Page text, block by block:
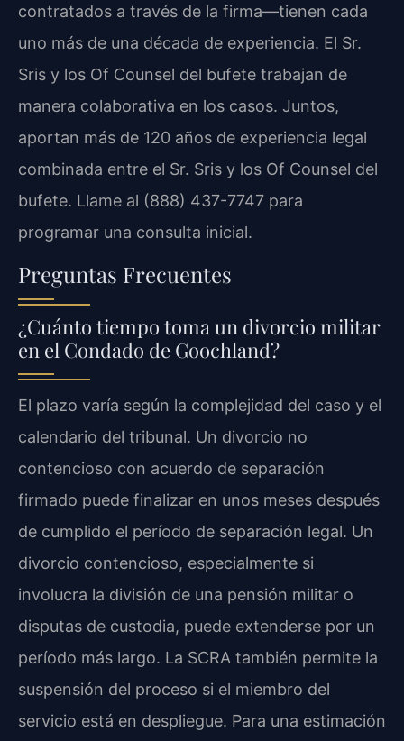
contratados a través de la firma—tienen cada
uno más de una década de experiencia. El Sr.
Sris y los Of Counsel del bufete trabajan de
manera colaborativa en los casos. Juntos,
aportan más de 120 años de experiencia legal
combinada entre el Sr. Sris y los Of Counsel del
bufete. Llame al (888) 437-7747 para
programar una consulta inicial.
Preguntas Frecuentes
¿Cuánto tiempo toma un divorcio militar
en el Condado de Goochland?
El plazo varía según la complejidad del caso y el
calendario del tribunal. Un divorcio no
contencioso con acuerdo de separación
firmado puede finalizar en unos meses después
de cumplido el período de separación legal. Un
divorcio contencioso, especialmente si
involucra la división de una pensión militar o
disputas de custodia, puede extenderse por un
período más largo. La SCRA también permite la
suspensión del proceso si el miembro del
servicio está en despliegue. Para una estimación